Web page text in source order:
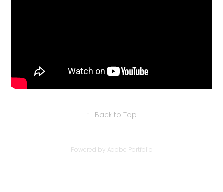
↑ Back to Top
Powered by Adobe Portfolio